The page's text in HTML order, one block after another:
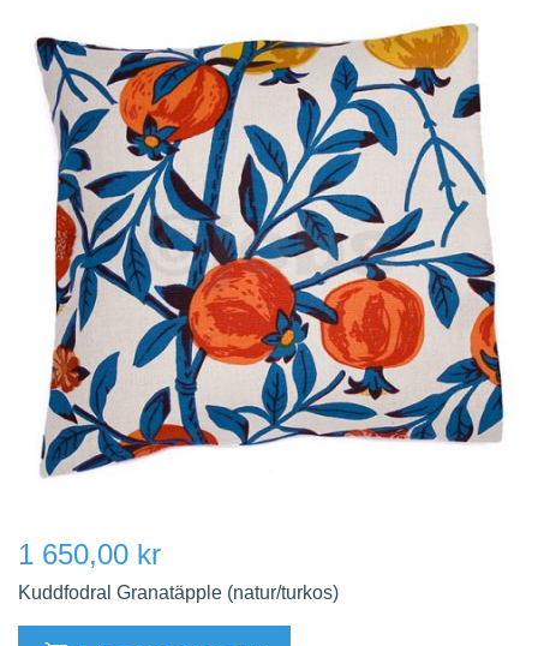
1 650,00 kr
Kuddfodral Granatäpple (natur/turkos)